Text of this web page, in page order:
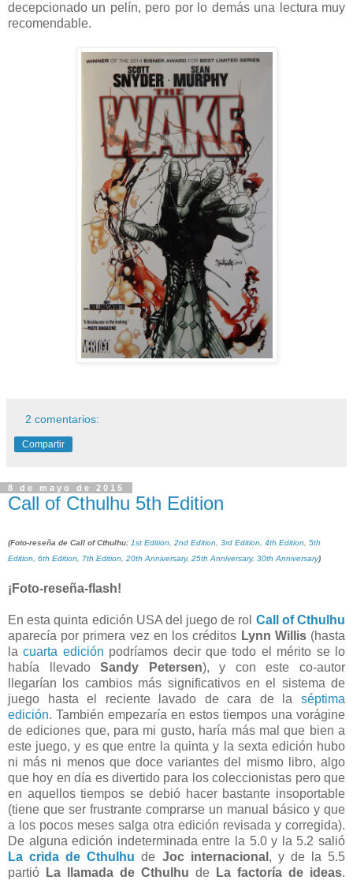
decepcionado un pelín, pero por lo demás una lectura muy
recomendable.
2 comentarios:
Compartir
8 de mayo de 2015
Call of Cthulhu 5th Edition
(Foto-reseña de Call of Cthulhu: 1st Edition 2nd Edition 3rd Edition 4th Edition
5th
Edition
6th Edition 7th Edition 20th Anniversary, 25th Anniversary, 30th Anniversary)
¡Foto-reseña-flash!
En esta quinta edición USA del juego de rol Call of Cthulhu
aparecía por primera vez en los créditos Lynn Willis(hasta
lacuarta edición podríamos decir que todo el mérito se lo
había llevadoSandy Petersen), y con este co-autor
llegarían los cambios más significativos en el sistema de
juego hasta el reciente lavado de cara de la séptima
edición. También empezaría en estos tiempos una vorágine
de ediciones que, para mi gusto, haría más mal que bien a
este juego, y es que entre la quinta y la sexta edición hubo
ni más ni menos que doce variantes del mismo libro, algo
que hoy en día es divertido para los coleccionistas pero que
en aquellos tiempos se debió hacer bastante insoportable
(tiene que ser frustrante comprarse un manual básico y que
a los pocos meses salga otra edición revisada y corregida).
De alguna edición indeterminada entre la 5.0 y la 5.2 salió
La crida de Cthulhu de Joc internacional , y de la 5.5
partió
La llamada de Cthulhu de La factoría de ideas.